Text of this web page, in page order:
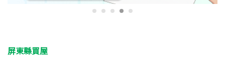
屏東縣買屋